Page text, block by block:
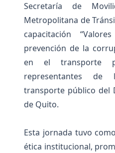
Secretaría de
Metropolitana de
capacitación
prevención de la
en el transporte
representantes de
transporte público del
de Quito.
Esta jornada tuvo
ética institucional,